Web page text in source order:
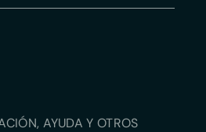
AYUDA Y OTROS